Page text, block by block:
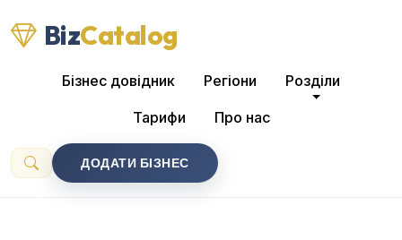
BizCatalog
Бізнес довідник Регіони Розділи
Тарифи Про нас
ДОДАТИ БІЗНЕС